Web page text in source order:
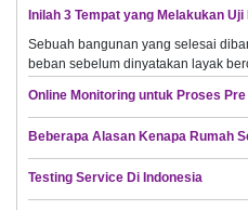
Inilah 3 Tempat yang Melakukan
Sebuah bangunan yang selesai
beban sebelum dinyatakan layak
Online Monitoring untuk Proses Pre
Beberapa Alasan Kenapa Rumah
Testing Service Di Indonesia